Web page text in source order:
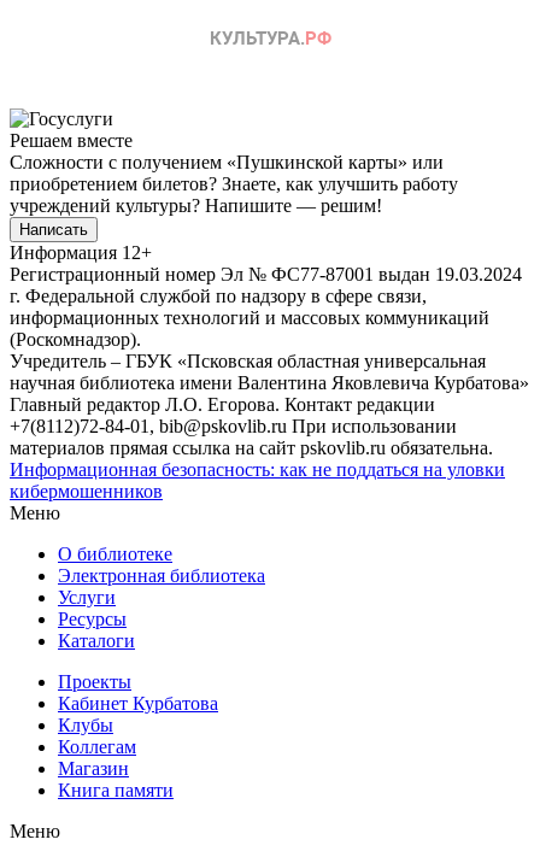
Решаем вместе
Сложности с получением «Пушкинской карты» или
приобретением билетов? Знаете, как улучшить работу
учреждений культуры? Напишите — решим!
Написать
Информация 12+
Регистрационный номер Эл № ФС77-87001 выдан 19.03.2024
г. Федеральной службой по надзору в сфере связи,
информационных технологий и массовых коммуникаций
(Роскомнадзор).
Учредитель – ГБУК «Псковская областная универсальная
научная библиотека имени Валентина Яковлевича Курбатова»
Главный редактор Л.О. Егорова. Контакт редакции
+7(8112)72-84-01, bib@pskovlib.ru При использовании
материалов прямая ссылка на сайт pskovlib.ru обязательна.
Информационная безопасность: как не поддаться на уловки
кибермошенников
Меню
О библиотеке
Электронная библиотека
Услуги
Ресурсы
Каталоги
Проекты
Кабинет Курбатова
Клубы
Коллегам
Магазин
Книга памяти
Меню